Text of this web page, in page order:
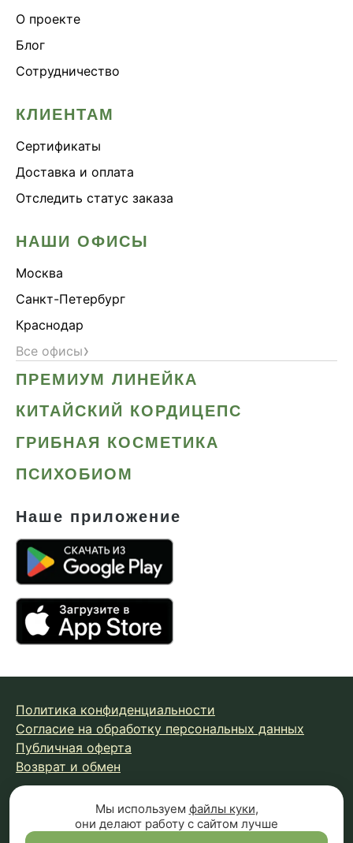
О проекте
Блог
Сотрудничество
КЛИЕНТАМ
Сертификаты
Доставка и оплата
Отследить статус заказа
НАШИ ОФИСЫ
Москва
Санкт-Петербург
Краснодар
Все офисы›
ПРЕМИУМ ЛИНЕЙКА
КИТАЙСКИЙ КОРДИЦЕПС
ГРИБНАЯ КОСМЕТИКА
ПСИХОБИОМ
Наше приложение
Политика конфиденциальности
Согласие на обработку персональных данных
Публичная оферта
Возврат и обмен
© 2026 Fungiline — зарегистрированная торговая марка.
Копирование материалов с сайта запрещено.
Мы используем файлы куки,
они делают работу с сайтом лучше